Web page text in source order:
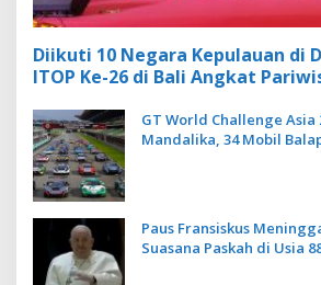
Diikuti 10 Negara Kepulauan di
ITOP Ke-26 di Bali Angkat
GT World Challenge Asia
Mandalika, 34 Mobil
Paus Fransiskus
Suasana Paskah di Usia